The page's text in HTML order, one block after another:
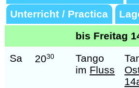
Unterricht / Practica
bis Freitag
Sa
2030
Tango
im Fluss